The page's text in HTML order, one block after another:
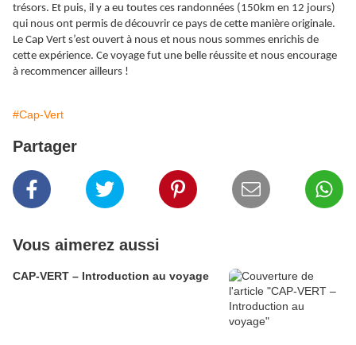
trésors. Et puis, il y a eu toutes ces randonnées (150km en 12 jours)
qui nous ont permis de découvrir ce pays de cette manière originale.
Le Cap Vert s’est ouvert à nous et nous nous sommes enrichis de
cette expérience. Ce voyage fut une belle réussite et nous encourage
à recommencer ailleurs !
#Cap-Vert
Partager
Vous aimerez aussi
CAP-VERT – Introduction au voyage